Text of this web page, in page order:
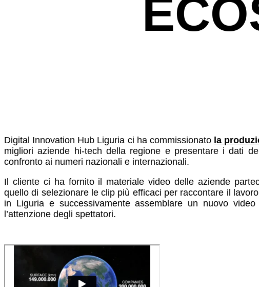
Digital Innovation Hub Liguria ci ha commissionato la
migliori aziende hi-tech della regione e presentare i dati
confronto ai numeri nazionali e internazionali.
Il cliente ci ha fornito il materiale video delle aziende
quello di selezionare le clip più efficaci per raccontare il
in Liguria e successivamente assemblare un nuovo
l’attenzione degli spettatori.